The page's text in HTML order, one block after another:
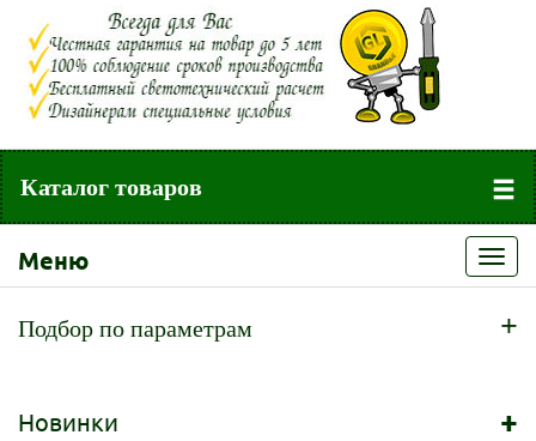
Каталог товаров
Меню
Подбор по параметрам +
Новинки +